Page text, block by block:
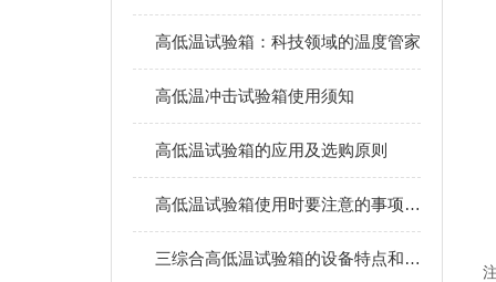
高低温试验箱：科技领域的温度管家
高低温冲击试验箱使用须知
高低温试验箱的应用及选购原则
高低温试验箱使用时要注意的事项有哪些？
三综合高低温试验箱的设备特点和满足标准